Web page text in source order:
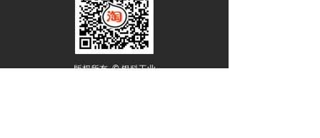
版权所有 © 银科工业